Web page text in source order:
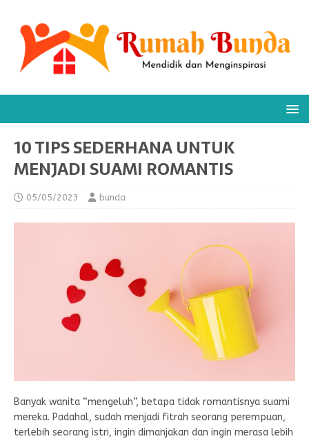
10 TIPS SEDERHANA UNTUK
MENJADI SUAMI ROMANTIS
05/05/2023 bunda
Banyak wanita “mengeluh”, betapa tidak romantisnya suami
mereka. Padahal, sudah menjadi fitrah seorang perempuan,
terlebih seorang istri, ingin dimanjakan dan ingin merasa lebih